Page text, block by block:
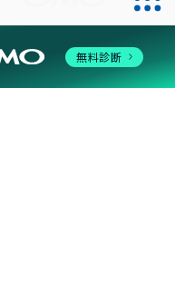
無料診断